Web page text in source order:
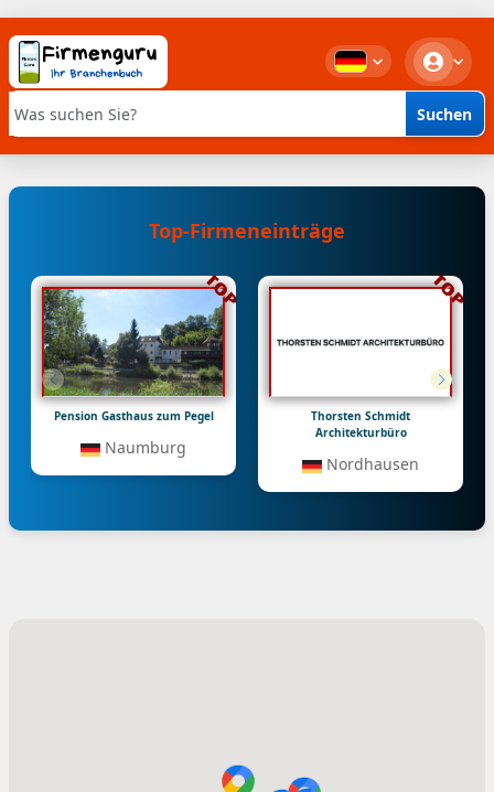
Stichwortsuche Suchen
Top-Firmeneinträge
Pension Gasthaus zum Pegel
Naumburg
Thorsten Schmidt
Architekturbüro
Nordhausen